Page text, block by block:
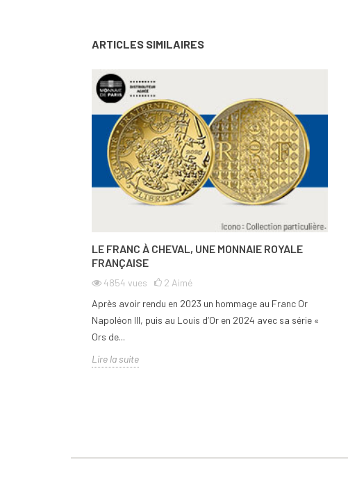
ARTICLES SIMILAIRES
LE FRANC À CHEVAL, UNE MONNAIE ROYALE
FRANÇAISE
4854 vues 2 Aimé
Après avoir rendu en 2023 un hommage au Franc Or
Napoléon III, puis au Louis d’Or en 2024 avec sa série «
Ors de...
Lire la suite